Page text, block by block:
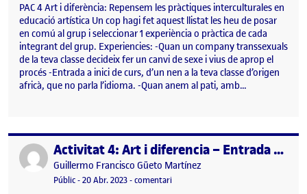
PAC 4 Art i diferència: Repensem les pràctiques interculturales en
educació artística Un cop hagi fet aquest llistat les heu de posar
en comú al grup i seleccionar 1 experiència o pràctica de cada
integrant del grup. Experiencies: -Quan un company transsexuals
de la teva classe decideix fer un canvi de sexe i vius de aprop el
procés -Entrada a inici de curs, d’un nen a la teva classe d’origen
africà, que no parla l’idioma. -Quan anem al pati, amb…
Publicat per Activitat 4: Art i diferencia – Entrada grupal
Publicat per
Guillermo Francisco Güeto Martínez
Visibilitat:
Públic-Data de publicació
20 Abr. 2023-comentariel Activitat 4: Art i diferencia –